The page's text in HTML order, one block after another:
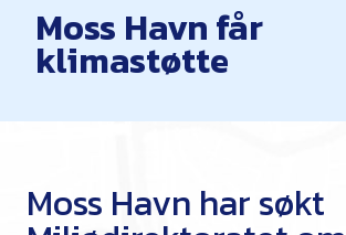
Moss Havn får
klimastøtte
Moss Havn har søkt